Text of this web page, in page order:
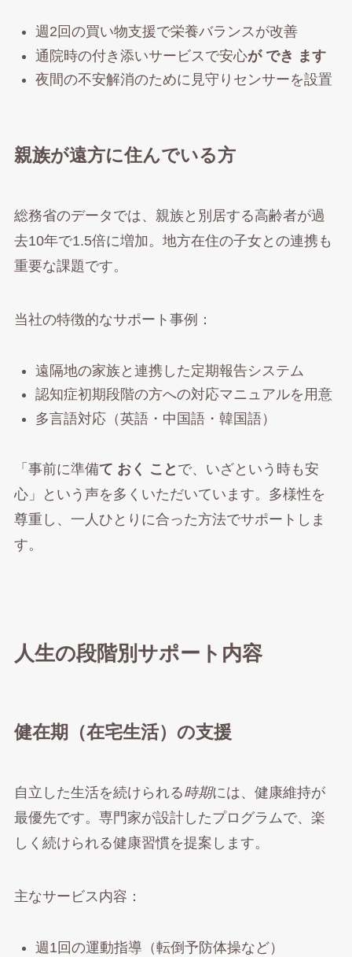
週2回の買い物支援で栄養バランスが改善
通院時の付き添いサービスで安心が でき ます
夜間の不安解消のために見守りセンサーを設置
親族が遠方に住んでいる方
総務省のデータでは、親族と別居する高齢者が過
去10年で1.5倍に増加。地方在住の子女との連携も
重要な課題です。
当社の特徴的なサポート事例：
遠隔地の家族と連携した定期報告システム
認知症初期段階の方への対応マニュアルを用意
多言語対応（英語・中国語・韓国語）
「事前に準備て おく こと で、いざという時も安
心」という声を多くいただいています。多様性を
尊重し、一人ひとりに合った方法でサポートしま
す。
人生の段階別サポート内容
健在期（在宅生活）の支援
自立した生活を続けられる時期には、健康維持が
最優先です。専門家が設計したプログラムで、楽
しく続けられる健康習慣を提案します。
主なサービス内容：
週1回の運動指導（転倒予防体操など）